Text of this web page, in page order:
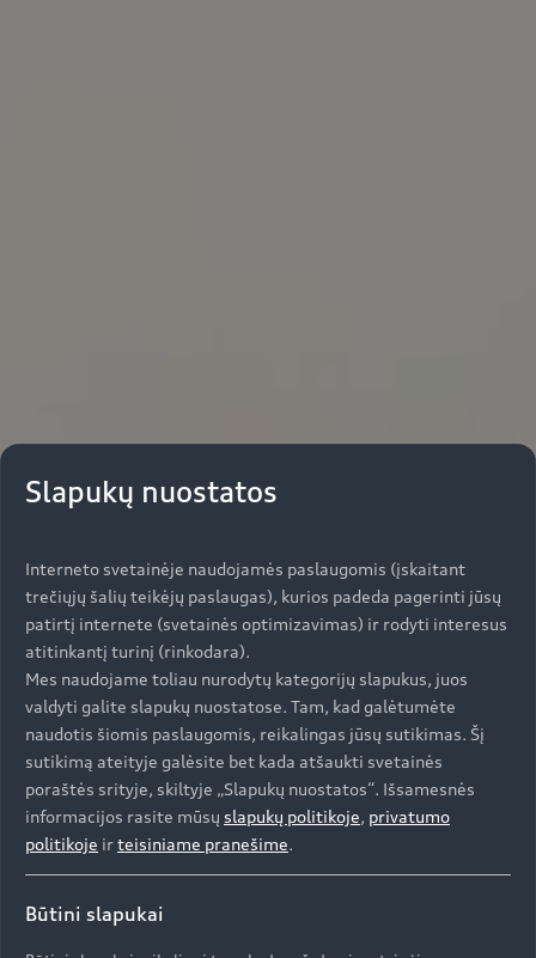
Slapukų nuostatos
Interneto svetainėje naudojamės paslaugomis (įskaitant
trečiųjų šalių teikėjų paslaugas), kurios padeda pagerinti jūsų
patirtį internete (svetainės optimizavimas) ir rodyti interesus
atitinkantį turinį (rinkodara).
Mes naudojame toliau nurodytų kategorijų slapukus, juos
valdyti galite slapukų nuostatose. Tam, kad galėtumėte
naudotis šiomis paslaugomis, reikalingas jūsų sutikimas. Šį
sutikimą ateityje galėsite bet kada atšaukti svetainės
poraštės srityje, skiltyje „Slapukų nuostatos“. Išsamesnės
informacijos rasite mūsų slapukų politikoje, privatumo
politikoje irteisiniame pranešime.
Būtini slapukai